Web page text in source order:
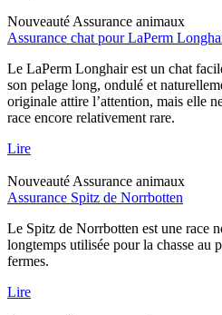
Nouveauté Assurance animaux
Assurance chat pour LaPerm
Le LaPerm Longhair est un chat
son pelage long, ondulé et
originale attire l’attention, mais elle
race encore relativement rare.
Lire
Nouveauté Assurance animaux
Assurance Spitz de Norrbotten
Le Spitz de Norrbotten est une race
longtemps utilisée pour la chasse au
fermes.
Lire